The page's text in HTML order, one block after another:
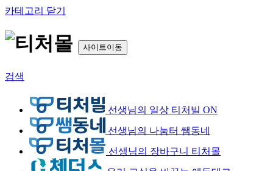
카테고리 닫기
사이트이동
검색
선생님의 일상 티처빌 ON
선생님의 나눔터 쌤동네
선생님의 장바구니 티처몰